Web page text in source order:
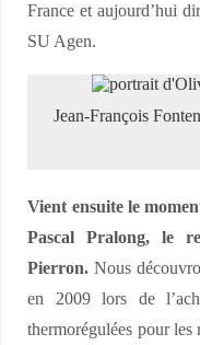
France et aujourd’hui
SU Agen.
Jean-François
Vient ensuite le
Pascal Pralong, le
Pierron. Nous
en 2009 lors de
thermorégulées pour les